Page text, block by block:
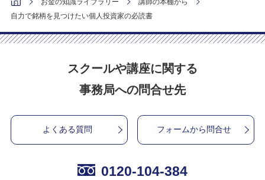
お金の知識ライブラリー
講師の本棚から
自力で銘柄を見つけたい個人投資家の必読書
スクールや講座に関する
事務局への問合せ先
よくある質問 フォームから問合せ
0120-104-384